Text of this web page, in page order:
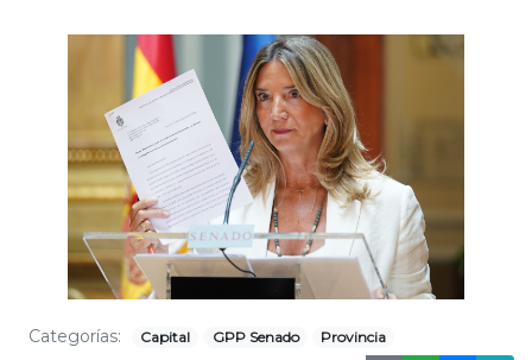
Categorías: Capital GPP Senado Provincia